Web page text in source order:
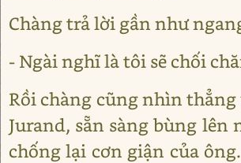
Chàng trả lời gần như
- Ngài nghĩ là tôi sẽ chối
Rồi chàng cũng nhìn
Jurand, sẵn sàng bùng lên
chống lại cơn giận của